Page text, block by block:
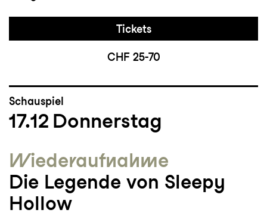
Tickets
CHF 25-70
Schauspiel
17.12 Donnerstag
Wieder­aufnahme
Die Legende von Sleepy
Hollow